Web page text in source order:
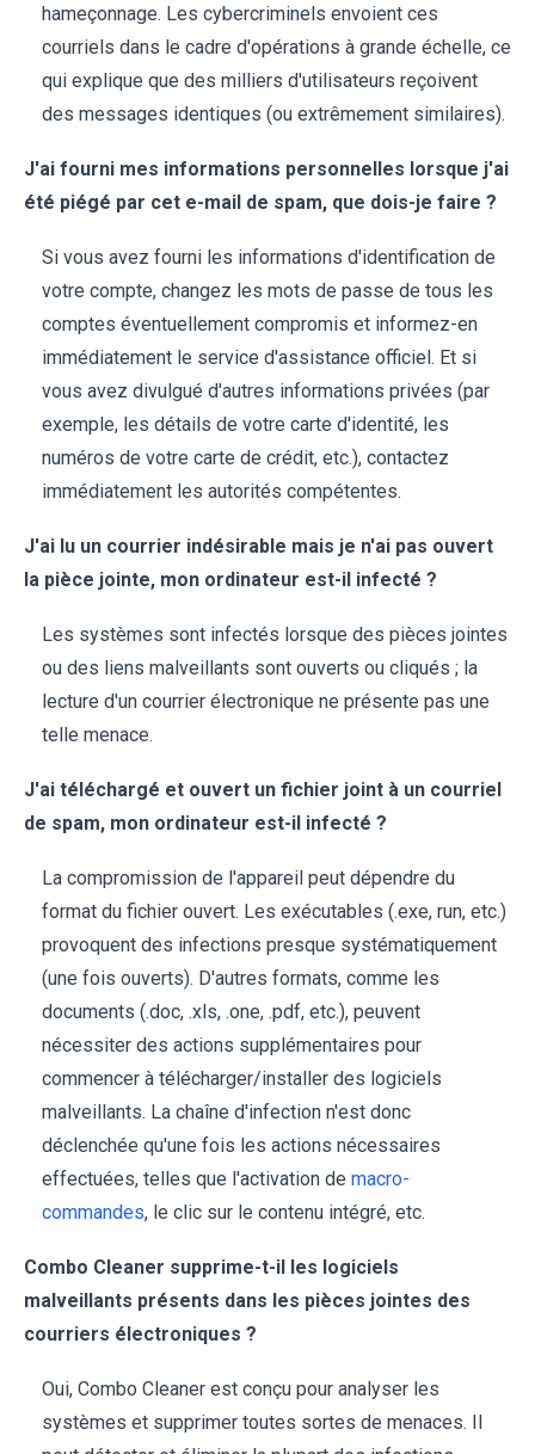
hameçonnage. Les cybercriminels envoient ces
courriels dans le cadre d'opérations à grande échelle, ce
qui explique que des milliers d'utilisateurs reçoivent
des messages identiques (ou extrêmement similaires).
J'ai fourni mes informations personnelles lorsque j'ai
été piégé par cet e-mail de spam, que dois-je faire ?
Si vous avez fourni les informations d'identification de
votre compte, changez les mots de passe de tous les
comptes éventuellement compromis et informez-en
immédiatement le service d'assistance officiel. Et si
vous avez divulgué d'autres informations privées (par
exemple, les détails de votre carte d'identité, les
numéros de votre carte de crédit, etc.), contactez
immédiatement les autorités compétentes.
J'ai lu un courrier indésirable mais je n'ai pas ouvert
la pièce jointe, mon ordinateur est-il infecté ?
Les systèmes sont infectés lorsque des pièces jointes
ou des liens malveillants sont ouverts ou cliqués ; la
lecture d'un courrier électronique ne présente pas une
telle menace.
J'ai téléchargé et ouvert un fichier joint à un courriel
de spam, mon ordinateur est-il infecté ?
La compromission de l'appareil peut dépendre du
format du fichier ouvert. Les exécutables (.exe, run, etc.)
provoquent des infections presque systématiquement
(une fois ouverts). D'autres formats, comme les
documents (.doc, .xls, .one, .pdf, etc.), peuvent
nécessiter des actions supplémentaires pour
commencer à télécharger/installer des logiciels
malveillants. La chaîne d'infection n'est donc
déclenchée qu'une fois les actions nécessaires
effectuées, telles que l'activation de macro-
commandes, le clic sur le contenu intégré, etc.
Combo Cleaner supprime-t-il les logiciels
malveillants présents dans les pièces jointes des
courriers électroniques ?
Oui, Combo Cleaner est conçu pour analyser les
systèmes et supprimer toutes sortes de menaces. Il